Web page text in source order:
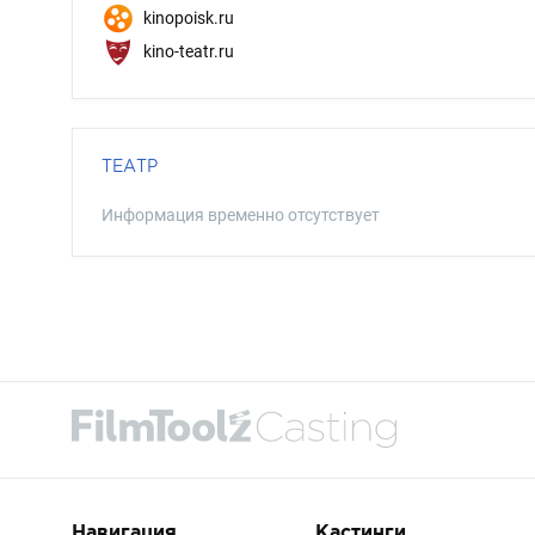
kinopoisk.ru
kino-teatr.ru
ТЕАТР
Информация временно отсутствует